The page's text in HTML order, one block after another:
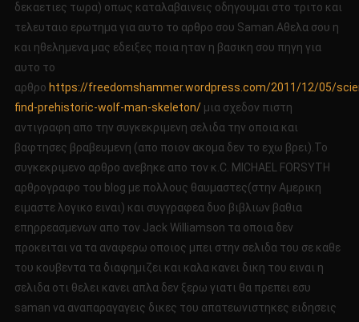
δεκαετιες τωρα) οπως καταλαβαινεις οδηγουμαι στο τριτο και
τελευταιο ερωτημα για αυτο το αρθρο σου Saman.Αθελα σου η
και ηθελημενα μας εδειξες ποια ηταν η βασικη σου πηγη για
αυτο το
αρθρο https://freedomshammer.wordpress.com/2011/12/05/
find-prehistoric-wolf-man-skeleton/μια σχεδον πιστη
αντιγραφη απο την συγκεκριμενη σελιδα την οποια και
βαφτησες βραβευμενη (απο ποιον ακομα δεν το εχω βρει).Το
συγκεκριμενο αρθρο ανεβηκε απο τον κ.C. MICHAEL FORSYTH
αρθρογραφο του blog με πολλους θαυμαστες(στην Αμερικη
ειμαστε λογικο ειναι) και συγγραφεα δυο βιβλιων βαθια
επηρρεασμενων απο τον Jack Williamson τα οποια δεν
προκειται να τα αναφερω οποιος μπει στην σελιδα του σε καθε
του κουβεντα τα διαφημιζει και καλα κανει δικη του ειναι η
σελιδα οτι θελει κανει απλα δεν ξερω γιατι θα πρεπει εσυ
saman να αναπαραγαγεις δικες του απατεωνιστηκες ειδησεις